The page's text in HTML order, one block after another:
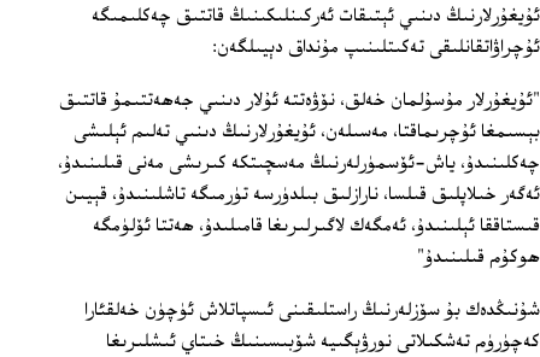
ئۇيغۇرلارنىڭ دىنىي ئېتىقات ئەركىنلىكىنىڭ قاتتىق چەكلىمىگە
ئۇچراۋاتقانلىقى تەكىتلىنىپ مۇنداق دېيىلگەن:
"ئۇيغۇرلار مۇسۇلمان خەلق، نۆۋەتتە ئۇلار دىنىي جەھەتتىمۇ قاتتىق
بېسىمغا ئۇچرىماقتا، مەسىلەن، ئۇيغۇرلارنىڭ دىنىي تەلىم ئېلىشى
چەكلىنىدۇ، ياش-ئۆسمۈرلەرنىڭ مەسچىتكە كىرىشى مەنى قىلىنىدۇ،
ئەگەر خىلاپلىق قىلسا، نارازلىق بىلدۈرسە تۈرمىگە تاشلىنىدۇ، قېيىن
قىستاققا ئېلىنىدۇ، ئەمگەك لاگىرلىرىغا قامىلىدۇ، ھەتتا ئۆلۈمگە
ھوكۇم قىلىنىدۇ"
شۇنىڭدەك بۇ سۆزلەرنىڭ راستلىقىنى ئىسپاتلاش ئۈچۈن خەلقئارا
كەچۈرۈم تەشكىلاتى نورۋېگىيە شۆبىسىنىڭ خىتاي ئىشلىرىغا